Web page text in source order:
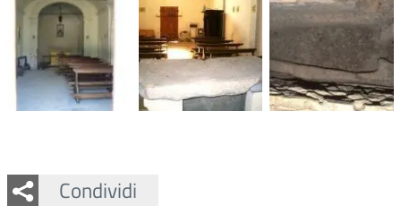
Condividi
Facebook
Twitter
Whatsapp